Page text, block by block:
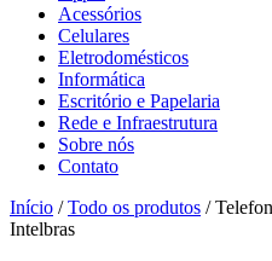
Acessórios
Celulares
Eletrodomésticos
Informática
Escritório e Papelaria
Rede e Infraestrutura
Sobre nós
Contato
Início /Todo os produtos /
Intelbras